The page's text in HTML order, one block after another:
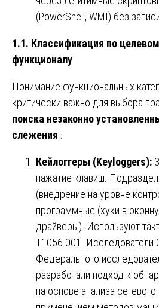
(PowerShell, WMI) без
1.1. Классификация по
функционалу
Понимание функциональных
критически важно для выбора
поиска незаконно
слежения :
Кейлоггеры (Keyloggers):
нажатие клавиш.
(внедрение на уровне
программные (хуки в
драйверы). Используют
T1056.001. Исследователи
Федерального
разработали подход к
на основе анализа